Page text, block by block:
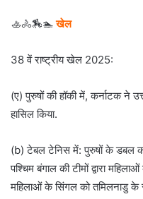
🚣🚴🏇🏊खेल
38 वें राष्ट्रीय खेल 2025:
(ए) पुरुषों की हॉकी में, कर्नाटक ने
हासिल किया.
(b) टेबल टेनिस में: पुरुषों के डबल को
पश्चिम बंगाल की टीमों द्वारा
महिलाओं के सिंगल को तमिलनाडु के